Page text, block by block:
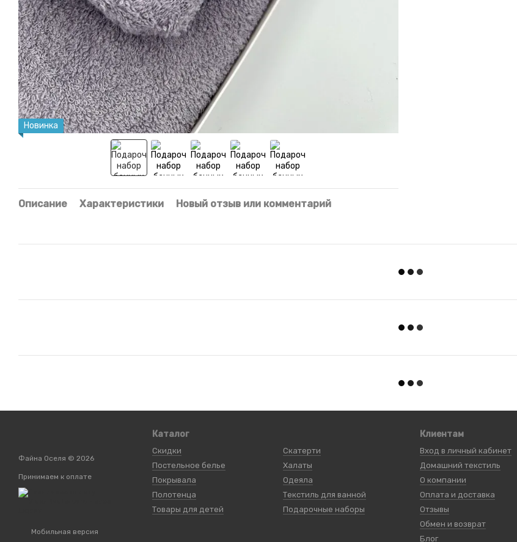
Новинка
Описание Характеристики Новый отзыв или комментарий
Файна Оселя © 2026
Принимаем к оплате
Мобильная версия
Каталог
Скидки
Постельное белье
Покрывала
Полотенца
Товары для детей
Скатерти
Халаты
Одеяла
Текстиль для ванной
Подарочные наборы
Клиентам
Вход в личный кабинет
Домашний текстиль
О компании
Оплата и доставка
Отзывы
Обмен и возврат
Блог